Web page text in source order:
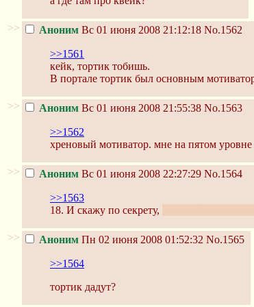
>> Аноним Вс 01 июня 2008 21:12:18 No.1562
>>1561
кейк, тортик тобишь.
В портале тортик был основным
>> Аноним Вс 01 июня 2008 21:55:38 No.1563
>>1562
хреновый мотиватор. мне на пятом уровне
>> Аноним Вс 01 июня 2008 22:27:29 No.1564
>>1563
18. И скажу по секрету,
>> Аноним Пн 02 июня 2008 01:52:32 No.1565
>>1564
тортик дадут?